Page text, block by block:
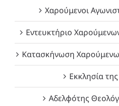
Χαρούμενοι
Εντευκτήριο
Κατασκήνωση
Εκκλησία
Αδελφότης